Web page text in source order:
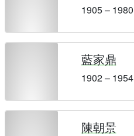
1905 – 1980
藍家鼎
1902 – 1954
陳朝景